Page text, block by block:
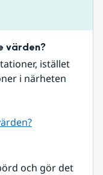
värden?
istället
i närheten
och gör det